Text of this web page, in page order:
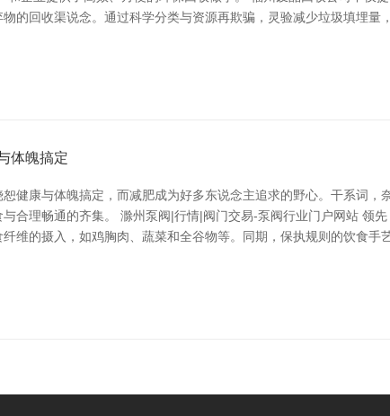
的回收渠说念。通过科学分类与资源再欺骗，灵验减少垃圾填埋
体魄搞定
健康与体魄搞定，而减肥成为好多东说念主追求的野心。干系词
合理畅通的齐集。 滁州泵阀|行情|阀门交易-泵阀行业门户网站 领
维的摄入，如鸡胸肉、蔬菜和全谷物等。同期，保执规则的饮食